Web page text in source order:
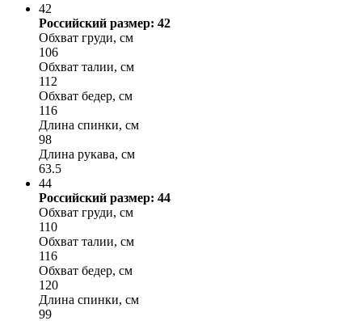
42
Российский размер: 42
Обхват груди, см
106
Обхват талии, см
112
Обхват бедер, см
116
Длина спинки, см
98
Длина рукава, см
63.5
44
Российский размер: 44
Обхват груди, см
110
Обхват талии, см
116
Обхват бедер, см
120
Длина спинки, см
99